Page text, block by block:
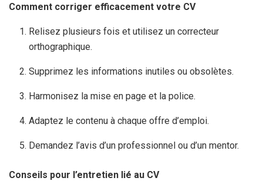
Comment corriger efficacement votre CV
Relisez plusieurs fois et utilisez un correcteur
orthographique.
Supprimez les informations inutiles ou obsolètes.
Harmonisez la mise en page et la police.
Adaptez le contenu à chaque offre d’emploi.
Demandez l’avis d’un professionnel ou d’un mentor.
Conseils pour l’entretien lié au CV